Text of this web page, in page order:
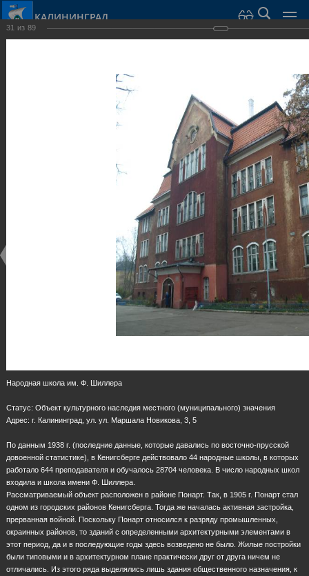
КАЛИНИНГРАД
Общественные здания и сооружения
Общественные здания и сооружения
31 из 89
Народная школа им. Ф. Шиллера
Cтатус: Объект культурного наследия местного (муниципального) значения
Адрес: г. Калининград, ул. ул. Маршала Новикова, 3, 5
По данным 1938 г. (последние данные, которые давались по восточно-прусской
довоенной статистике), в Кенигсберге действовало 44 народные школы, в которых
работало 644 преподавателя и обучалось 28704 человека. В число народных школ
входила и школа имени Ф. Шиллера.
Рассматриваемый объект расположен в районе Понарт. Так, в 1905 г. Понарт стал
одном из городских районов Кенигсберга. Тогда же началась активная застройка,
прерванная войной. Поскольку Понарт относился к разряду промышленных,
окраинных районов, то зданий с определенными архитектурными элементами в
этот период, да и в последующие годы здесь возведено не было. Жилые постройки
были типовыми и в архитектурном плане практически друг от друга ничем не
отличались. Из этого ряда выделялись лишь здания общественного назначения, к